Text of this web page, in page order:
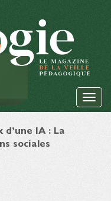
IA : La
sociales